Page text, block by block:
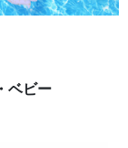
ベビー